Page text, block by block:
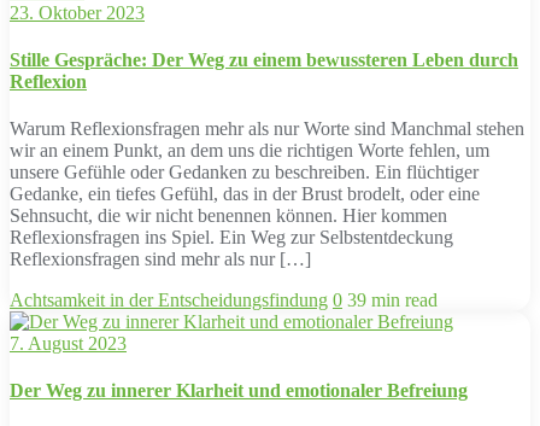
23. Oktober 2023
Stille Gespräche: Der Weg zu einem bewussteren Leben durch
Reflexion
Warum Reflexionsfragen mehr als nur Worte sind Manchmal stehen
wir an einem Punkt, an dem uns die richtigen Worte fehlen, um
unsere Gefühle oder Gedanken zu beschreiben. Ein flüchtiger
Gedanke, ein tiefes Gefühl, das in der Brust brodelt, oder eine
Sehnsucht, die wir nicht benennen können. Hier kommen
Reflexionsfragen ins Spiel. Ein Weg zur Selbstentdeckung
Reflexionsfragen sind mehr als nur […]
Achtsamkeit in der Entscheidungsfindung 0 39 min read
7. August 2023
Der Weg zu innerer Klarheit und emotionaler Befreiung